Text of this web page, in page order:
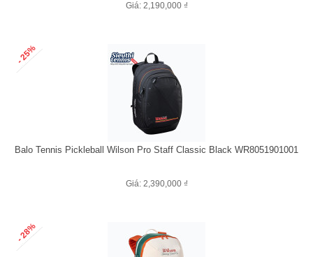
Giá: 2,190,000 ₫
- 25%
Balo Tennis Pickleball Wilson Pro Staff Classic Black WR8051901001
Giá: 2,390,000 ₫
- 28%